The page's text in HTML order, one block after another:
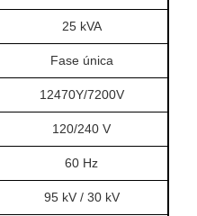
25 kVA
Fase única
12470Y/7200V
120/240 V
60 Hz
95 kV / 30 kV